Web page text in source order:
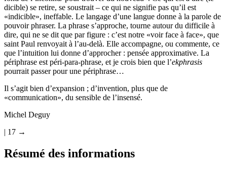
dicible) se retire, se soustrait – ce qui ne signifie pas qu’il est
«indicible», ineffable. Le langage d’une langue donne à la parole de
pouvoir phraser. La phrase s’approche, tourne autour du difficile à
dire, qui ne se dit que par figure : c’est notre «voir face à face», que
saint Paul renvoyait à l’au-delà. Elle accompagne, ou commente, ce
que l’intuition lui donne d’approcher : pensée approximative. La
périphrase est péri-para-phrase, et je crois bien que l’ekphrasis
pourrait passer pour une périphrase…
Il s’agit bien d’expansion ; d’invention, plus que de
«communication», du sensible de l’insensé.
Michel Deguy
| 17 →
Résumé des informations